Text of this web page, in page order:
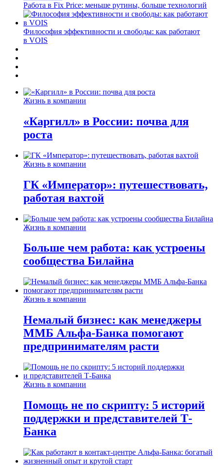
Работа в Fix Price: меньше рутины, больше технологий
Философия эффективности и свободы: как работают
в VOIS
Жизнь в компании
«Каргилл» в России: почва для
роста
Жизнь в компании
ГК «Император»: путешествовать,
работая вахтой
Жизнь в компании
Больше чем работа: как устроены
сообщества Билайна
Жизнь в компании
Немалый бизнес: как менеджеры
ММБ Альфа-Банка помогают
предпринимателям расти
Жизнь в компании
Помощь не по скрипту: 5 историй
поддержки и представителей Т-
Банка